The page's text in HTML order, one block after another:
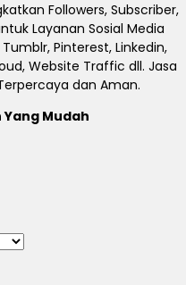
Followers, Subscriber,
Layanan Sosial Media
Tumblr, Pinterest, Linkedin,
Website Traffic dll. Jasa
dan Aman.
Mudah